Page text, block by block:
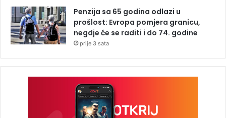
Penzija sa 65 godina odlazi u
prošlost: Evropa pomjera granicu,
negdje će se raditi i do 74. godine
prije 3 sata